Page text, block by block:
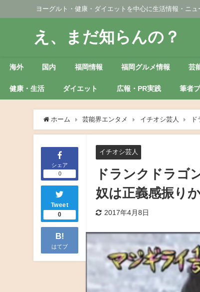
ヨーグルト・健康・ダイエットを中心に生活情報・ニ
え、まだ知らんの？
海外 国内 福岡情報 福岡グルメ情報 芸
健康・生活 ダイエット 広報・PR実践 筆者
ホーム 芸能界エンタメ イチオシ芸人
シェア
0
Tweet
0
B!
はてブ
イチオシ芸人
ドランクドラゴ
奴は正義感振り
2017年4月8日